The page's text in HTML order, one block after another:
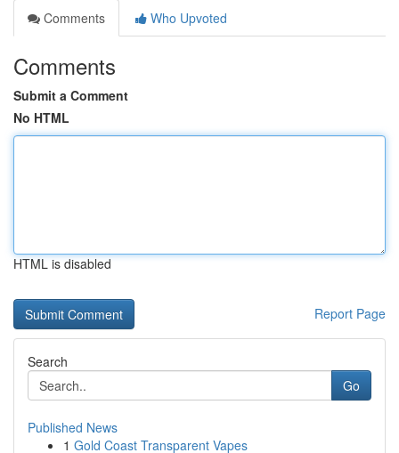
Comments
Who Upvoted
Comments
Submit a Comment
No HTML
HTML is disabled
Report Page
Search
Go
Published News
1 Gold Coast Transparent Vapes